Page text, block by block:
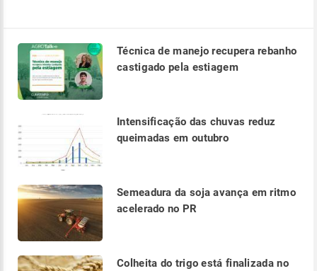
Técnica de manejo recupera rebanho
castigado pela estiagem
Intensificação das chuvas reduz
queimadas em outubro
Semeadura da soja avança em ritmo
acelerado no PR
Colheita do trigo está finalizada no